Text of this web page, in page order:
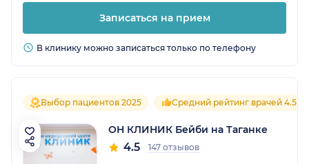
Записаться на прием
В клинику можно записаться только по телефону
Выбор пациентов 2025 Средний рейтинг врачей 4.5
ОН КЛИНИК Бейби на Таганке
4.5 147 отзывов